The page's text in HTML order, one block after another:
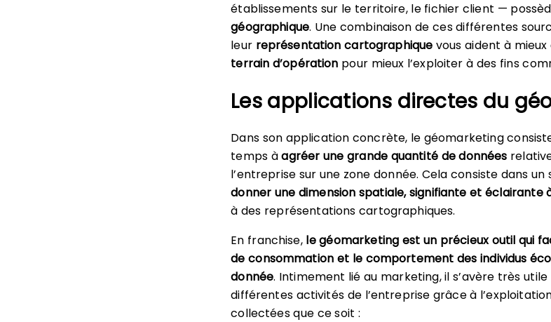
établissements sur le territoire, le fichier client —
géographique. Une combinaison de ces différentes
leur représentation cartographique vous aident à
terrain d’opération pour mieux l’exploiter à des fins
Les applications directes du
Dans son application concrète, le géomarketing
temps àagréer une grande quantité de données
l’entreprise sur une zone donnée. Cela consiste dans
donner une dimension spatiale, signifiante et éclairante
à des représentations cartographiques.
En franchise, le géomarketing est un précieux outil qui
de consommation et le comportement des individus
donnée. Intimement lié au marketing, il s’avère très
différentes activités de l’entreprise grâce à
collectées que ce soit :